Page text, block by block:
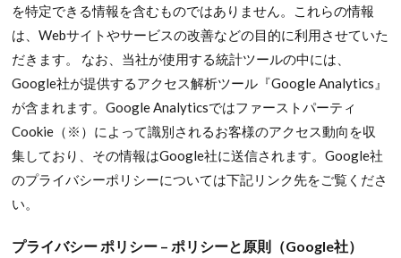
を特定できる情報を含むものではありません。これらの情報
は、Webサイトやサービスの改善などの目的に利用させていた
だきます。 なお、当社が使用する統計ツールの中には、
Google社が提供するアクセス解析ツール『Google Analytics』
が含まれます。Google Analyticsではファーストパーティ
Cookie（※）によって識別されるお客様のアクセス動向を収
集しており、その情報はGoogle社に送信されます。Google社
のプライバシーポリシーについては下記リンク先をご覧くださ
い。
プライバシー ポリシー – ポリシーと原則（Google社）